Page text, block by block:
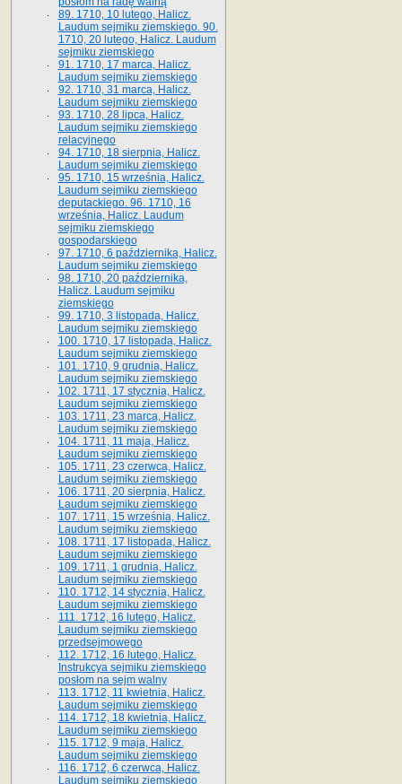
89. 1710, 10 lutego, Halicz.
Laudum sejmiku ziemskiego. 90.
1710, 20 lutego, Halicz. Laudum
sejmiku ziemskiego
91. 1710, 17 marca, Halicz.
Laudum sejmiku ziemskiego
92. 1710, 31 marca, Halicz.
Laudum sejmiku ziemskiego
93. 1710, 28 lipca, Halicz.
Laudum sejmiku ziemskiego
relacyjnego
94. 1710, 18 sierpnia, Halicz.
Laudum sejmiku ziemskiego
95. 1710, 15 września, Halicz.
Laudum sejmiku ziemskiego
deputackiego. 96. 1710, 16
września, Halicz. Laudum
sejmiku ziemskiego
gospodarskiego
97. 1710, 6 października, Halicz.
Laudum sejmiku ziemskiego
98. 1710, 20 października,
Halicz. Laudum sejmiku
ziemskiego
99. 1710, 3 listopada, Halicz.
Laudum sejmiku ziemskiego
100. 1710, 17 listopada, Halicz.
Laudum sejmiku ziemskiego
101. 1710, 9 grudnia, Halicz.
Laudum sejmiku ziemskiego
102. 1711, 17 stycznia, Halicz.
Laudum sejmiku ziemskiego
103. 1711, 23 marca, Halicz.
Laudum sejmiku ziemskiego
104. 1711, 11 maja, Halicz.
Laudum sejmiku ziemskiego
105. 1711, 23 czerwca, Halicz.
Laudum sejmiku ziemskiego
106. 1711, 20 sierpnia, Halicz.
Laudum sejmiku ziemskiego
107. 1711, 15 września, Halicz.
Laudum sejmiku ziemskiego
108. 1711, 17 listopada, Halicz.
Laudum sejmiku ziemskiego
109. 1711, 1 grudnia, Halicz.
Laudum sejmiku ziemskiego
110. 1712, 14 stycznia, Halicz.
Laudum sejmiku ziemskiego
111. 1712, 16 lutego, Halicz.
Laudum sejmiku ziemskiego
przedsejmowego
112. 1712, 16 lutego, Halicz.
Instrukcya sejmiku ziemskiego
posłom na sejm walny
113. 1712, 11 kwietnia, Halicz.
Laudum sejmiku ziemskiego
114. 1712, 18 kwietnia, Halicz.
Laudum sejmiku ziemskiego
115. 1712, 9 maja, Halicz.
Laudum sejmiku ziemskiego
116. 1712, 6 czerwca, Halicz.
Laudum sejmiku ziemskiego